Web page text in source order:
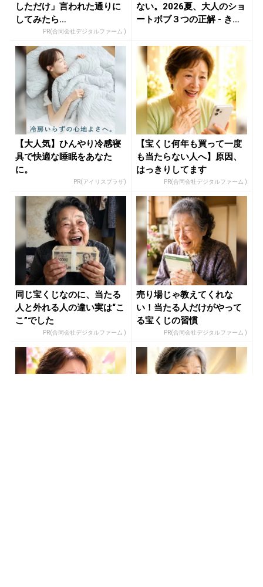
しただけ」言われた通りに
してみたら…
PR(合同会社デジタルファーム )
ない。2026夏、大人のショ
ートボブ３つの正解 - き
【大人気】ひんやり冷感寝
具で快適な睡眠をあなた
に。
PR(アイリスプラザ)
【宝くじ何年も買って一度
も当たらない人へ】原因、
はっきりしてます
PR(合同会社デジタルファーム )
同じ宝くじなのに、当たる
人と外れる人の違い実は“こ
こ”でした
PR(合同会社デジタルファーム )
売り場じゃ教えてくれな
い！当たる人だけがやって
る宝くじの習慣
PR(合同会社デジタルファーム )